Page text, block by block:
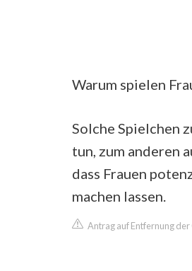
Warum spielen
Solche Spielchen
tun, zum anderen
dass Frauen
machen lassen.
Antrag auf Entfernung der